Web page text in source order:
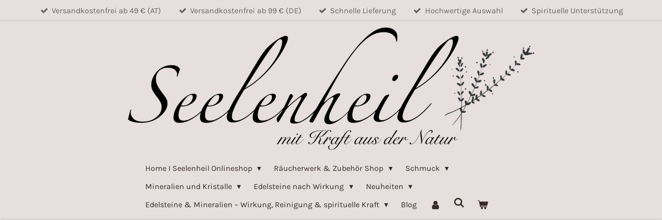
Versandkostenfrei ab 49 € (AT) Versandkostenfrei ab 99 € (DE) Schnelle Lieferung Hochwertige Auswahl Spirituelle Unterstützung
Home I Seelenheil Onlineshop Räucherwerk & Zubehör Shop
Schmuck
Mineralien und Kristalle
Edelsteine nach Wirkung
Neuheiten
Edelsteine & Mineralien – Wirkung, Reinigung & spirituelle Kraft
Blog